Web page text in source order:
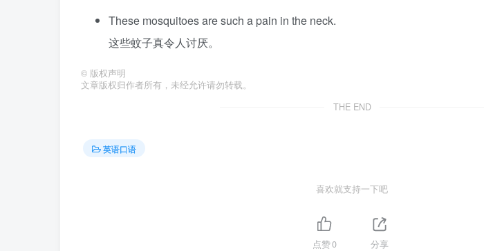
These mosquitoes are such a pain in the neck.
这些蚊子真令人讨厌。
© 版权声明
文章版权归作者所有，未经允许请勿转载。
THE END
英语口语
喜欢就支持一下吧
点赞0 分享